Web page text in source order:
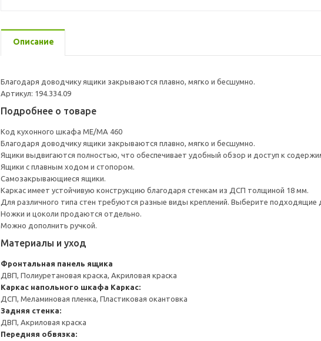
Описание
Благодаря доводчику ящики закрываются плавно, мягко и бесшумно.
Артикул: 194.334.09
Подробнее о товаре
Код кухонного шкафа ME/MA 460
Благодаря доводчику ящики закрываются плавно, мягко и бесшумно.
Ящики выдвигаются полностью, что обеспечивает удобный обзор и доступ к
Ящики с плавным ходом и стопором.
Самозакрывающиеся ящики.
Каркас имеет устойчивую конструкцию благодаря стенкам из ДСП толщиной 18 мм.
Для различного типа стен требуются разные виды креплений. Выберите
Ножки и цоколи продаются отдельно.
Можно дополнить ручкой.
Материалы и уход
Фронтальная панель ящика
ДВП, Полиуретановая краска, Акриловая краска
Каркас напольного шкафа Каркас:
ДСП, Меламиновая пленка, Пластиковая окантовка
Задняя стенка:
ДВП, Акриловая краска
Передняя обвязка: